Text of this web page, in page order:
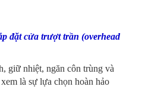
đặt cửa trượt trần (overhead
giữ nhiệt, ngăn côn trùng và
là sự lựa chọn hoàn hảo